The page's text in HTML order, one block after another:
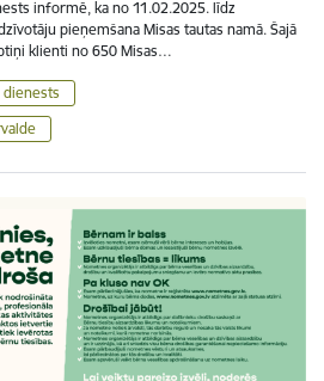
informē, ka no 11.02.2025. līdz
pieņemšana Misas tautas namā. Šajā
klienti no 650 Misas…
dienests